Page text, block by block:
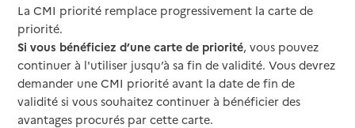
La CMI priorité remplace progressivement la carte de
priorité.
Si vous bénéficiez d’une carte de priorité, vous pouvez
continuer à l'utiliser jusqu’à sa fin de validité. Vous devrez
demander une CMI priorité avant la date de fin de
validité si vous souhaitez continuer à bénéficier des
avantages procurés par cette carte.